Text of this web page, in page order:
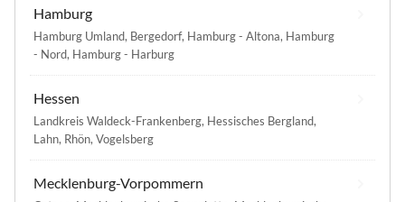
Hamburg
Hamburg Umland, Bergedorf, Hamburg - Altona, Hamburg
- Nord, Hamburg - Harburg
Hessen
Landkreis Waldeck-Frankenberg, Hessisches Bergland,
Lahn, Rhön, Vogelsberg
Mecklenburg-Vorpommern